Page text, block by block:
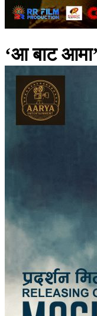
‘आ बाट